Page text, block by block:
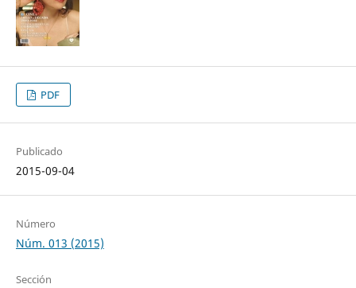
PDF
Publicado
2015-09-04
Número
Núm. 013 (2015)
Sección